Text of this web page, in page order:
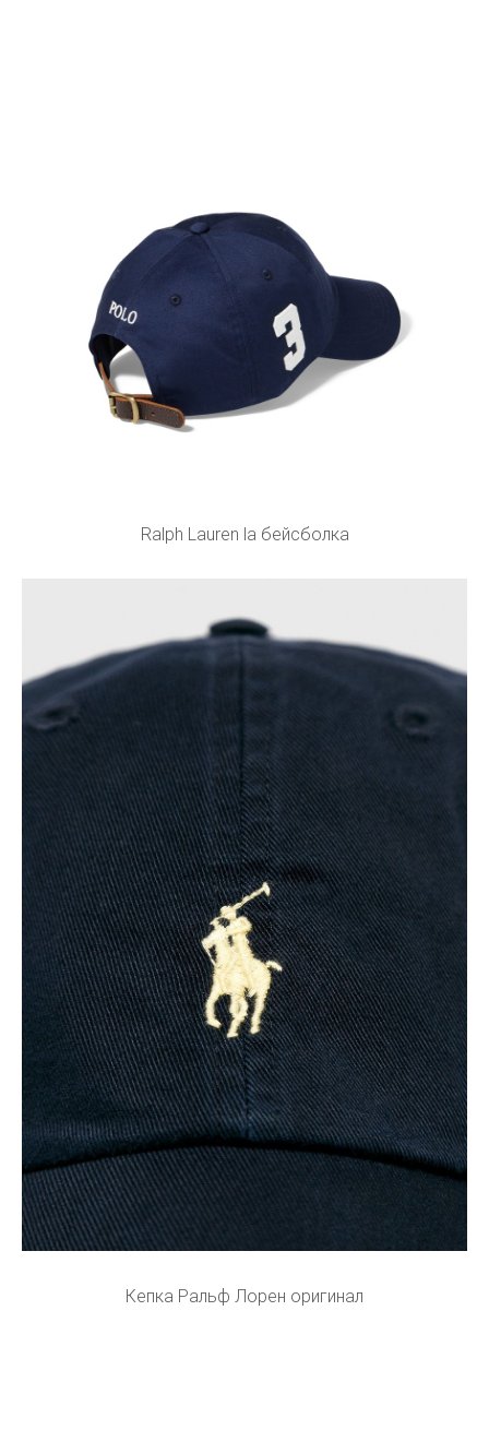
Ralph Lauren la бейсболка
Кепка Ральф Лорен оригинал